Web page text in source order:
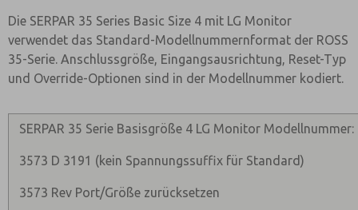
Die SERPAR 35 Series Basic Size 4 mit LG Monitor
verwendet das Standard-Modellnummernformat der ROSS
35-Serie. Anschlussgröße, Eingangsausrichtung, Reset-Typ
und Override-Optionen sind in der Modellnummer kodiert.
SERPAR 35 Serie Basisgröße 4 LG Monitor Modellnummer:
3573 D 3191 (kein Spannungssuffix für Standard)
3573 Rev Port/Größe zurücksetzen